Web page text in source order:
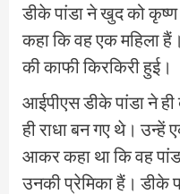
डीके पांडा ने खुद को
कहा कि वह एक महिला
की काफी किरकिरी हुई।
आईपीएस डीके पांडा ने
ही राधा बन गए थे। उन्हें
आकर कहा था कि वह
उनकी प्रेमिका हैं। डीके